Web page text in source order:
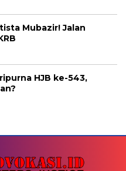
Mubazir! Jalan
HJB ke-543,